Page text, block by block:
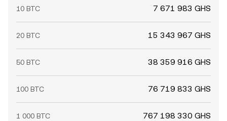
10 BTC 7 671 983 GHS
20 BTC 15 343 967 GHS
50 BTC 38 359 916 GHS
100 BTC 76 719 833 GHS
1 000 BTC 767 198 330 GHS